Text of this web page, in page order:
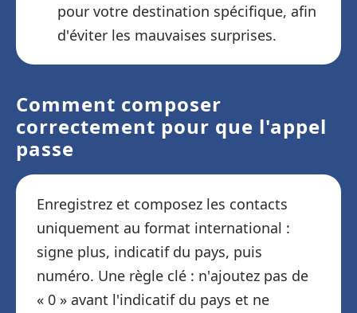
pour votre destination spécifique, afin
d'éviter les mauvaises surprises.
Comment composer
correctement pour que l'appel
passe
Enregistrez et composez les contacts
uniquement au format international :
signe plus, indicatif du pays, puis
numéro. Une règle clé : n'ajoutez pas de
« 0 » avant l'indicatif du pays et ne